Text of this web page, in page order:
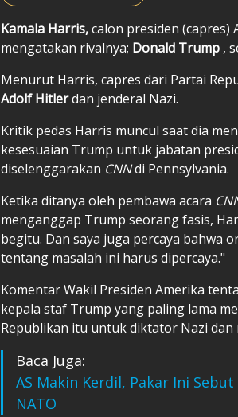
Kamala Harris,calon presiden (capres)
mengatakan rivalnya; Donald Trump ,
Menurut Harris, capres dari Partai
Adolf Hitlerdan jenderal Nazi.
Kritik pedas Harris muncul saat dia
kesesuaian Trump untuk jabatan
diselenggarakan CNNdi Pennsylvania.
Ketika ditanya oleh pembawa acara
menganggap Trump seorang fasis,
begitu. Dan saya juga percaya bahwa
tentang masalah ini harus dipercaya."
Komentar Wakil Presiden Amerika
kepala staf Trump yang paling lama
Republikan itu untuk diktator Nazi dan
Baca Juga:
AS Makin Kerdil, Pakar Ini
NATO